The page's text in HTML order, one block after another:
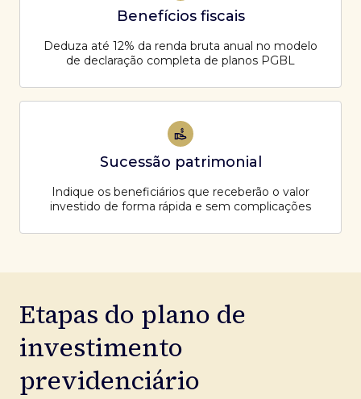
Benefícios fiscais
Deduza até 12% da renda bruta anual no modelo
de declaração completa de planos PGBL
Sucessão patrimonial
Indique os beneficiários que receberão o valor
investido de forma rápida e sem complicações
Etapas do plano de
investimento
previdenciário